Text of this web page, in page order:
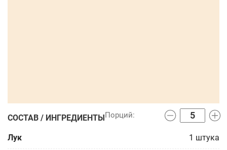
СОСТАВ / ИНГРЕДИЕНТЫ
Лук 1 штука